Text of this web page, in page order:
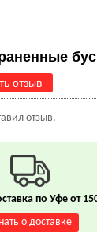
отзыв
отзыв.
по Уфе от
о доставке